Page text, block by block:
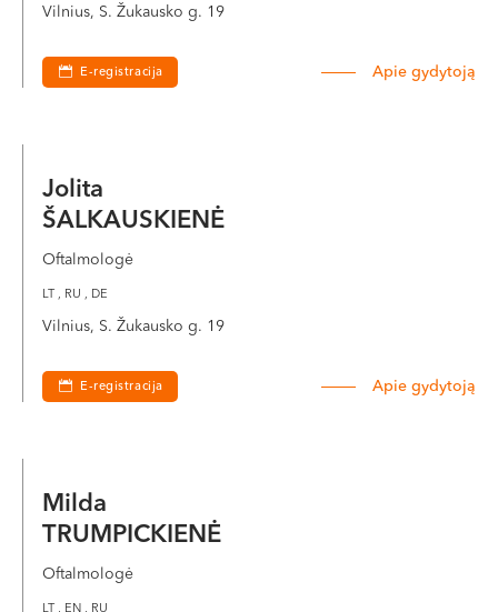
Vilnius, S. Žukausko g. 19
E-registracija Apie gydytoją
Jolita
ŠALKAUSKIENĖ
Oftalmologė
LT , RU , DE
Vilnius, S. Žukausko g. 19
E-registracija Apie gydytoją
Milda
TRUMPICKIENĖ
Oftalmologė
LT , EN , RU